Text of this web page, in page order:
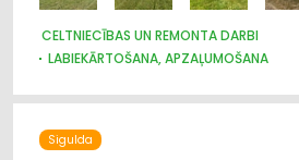
CELTNIECĪBAS UN REMONTA DARBI
LABIEKĀRTOŠANA, APZAĻUMOŠANA
IEKRAUŠANAS UN IZKRAUŠANAS TEHNIKA
NAMU APSAIMNIEKOŠANA
ŪDENSAPGĀDE UN KANALIZĀCIJA
Sigulda